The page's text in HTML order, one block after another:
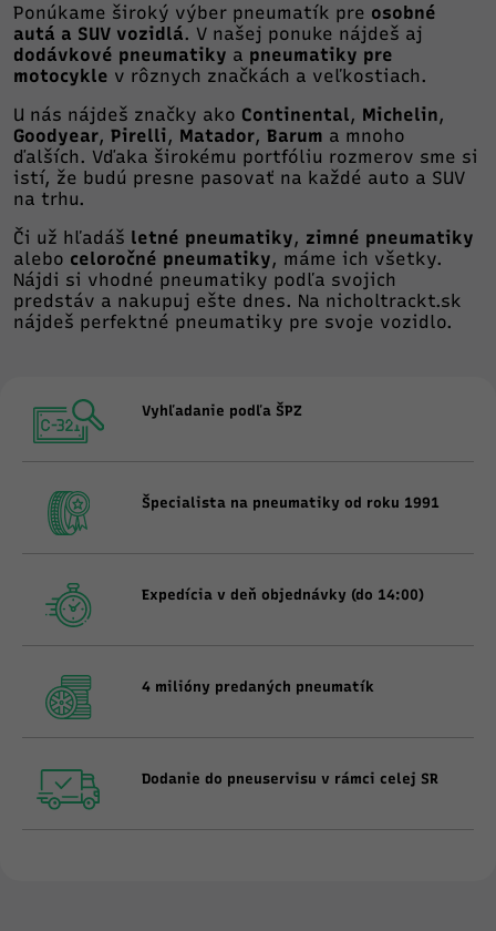
Ponúkame široký výber pneumatík pre osobné
autá a SUV vozidlá. V našej ponuke nájdeš aj
dodávkové pneumatiky a pneumatiky pre
motocykle v rôznych značkách a veľkostiach.
U nás nájdeš značky ako Continental, Michelin,
Goodyear, Pirelli, Matador, Barum a mnoho
ďalších. Vďaka širokému portfóliu rozmerov sme si
istí, že budú presne pasovať na každé auto a SUV
na trhu.
Či už hľadáš letné pneumatiky, zimné pneumatiky
alebo celoročné pneumatiky, máme ich všetky.
Nájdi si vhodné pneumatiky podľa svojich
predstáv a nakupuj ešte dnes. Na nicholtrackt.sk
nájdeš perfektné pneumatiky pre svoje vozidlo.
Vyhľadanie podľa ŠPZ
Špecialista na pneumatiky od roku 1991
Expedícia v deň objednávky (do 14:00)
4 milióny predaných pneumatík
Dodanie do pneuservisu v rámci celej SR